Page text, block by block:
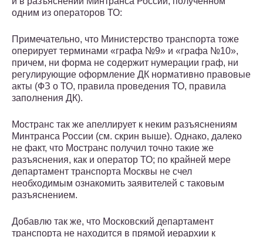
одним из операторов ТО:
Примечательно, что Министерство транспорта тоже
оперирует терминами «графа №9» и «графа №10»,
причем, ни форма не содержит нумерации граф, ни
регулирующие оформление ДК нормативно правовые
акты (ФЗ о ТО, правила проведения ТО, правила
заполнения ДК).
Мостранс так же апеллирует к неким разъяснениям
Минтранса России (см. скрин выше). Однако, далеко
не факт, что Мостранс получил точно такие же
разъяснения, как и оператор ТО; по крайней мере
департамент транспорта Москвы не счел
необходимым ознакомить заявителей с таковым
разъяснением.
Добавлю так же, что Московский департамент
транспорта не находится в прямой иерархии к